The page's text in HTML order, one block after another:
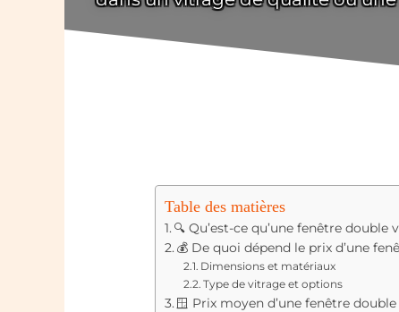
Table des matières
🔍 Qu’est-ce qu’une fenêtre double
💰 De quoi dépend le prix d’une
Dimensions et matériaux
Type de vitrage et options
🪟 Prix moyen d’une fenêtre